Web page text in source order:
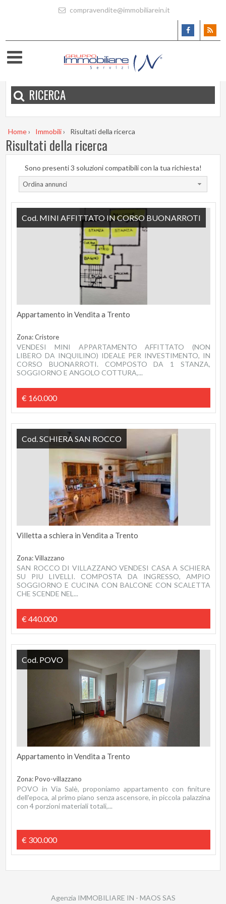
compravendite@immobiliarein.it
RICERCA
Home› Immobili› Risultati della ricerca
Risultati della ricerca
Sono presenti 3 soluzioni compatibili con la tua richiesta!
Ordina annunci
Appartamento in Vendita a Trento
Zona: Cristore
VENDESI MINI APPARTAMENTO AFFITTATO (NON
LIBERO DA INQUILINO) IDEALE PER INVESTIMENTO, IN
CORSO BUONARROTI. COMPOSTO DA 1 STANZA,
SOGGIORNO E ANGOLO COTTURA,...
€ 160.000
Cod. MINI AFFITTATO IN CORSO BUONARROTI
Villetta a schiera in Vendita a Trento
Zona: Villazzano
SAN ROCCO DI VILLAZZANO VENDESI CASA A SCHIERA
SU PIU LIVELLI. COMPOSTA DA INGRESSO, AMPIO
SOGGIORNO E CUCINA CON BALCONE CON SCALETTA
CHE SCENDE NEL...
€ 440.000
Cod. SCHIERA SAN ROCCO
Appartamento in Vendita a Trento
Zona: Povo-villazzano
POVO in Via Salè, proponiamo appartamento con finiture
dell'epoca, al primo piano senza ascensore, in piccola palazzina
con 4 porzioni materiali totali,...
€ 300.000
Cod. POVO
Agenzia IMMOBILIARE IN - MAOS SAS